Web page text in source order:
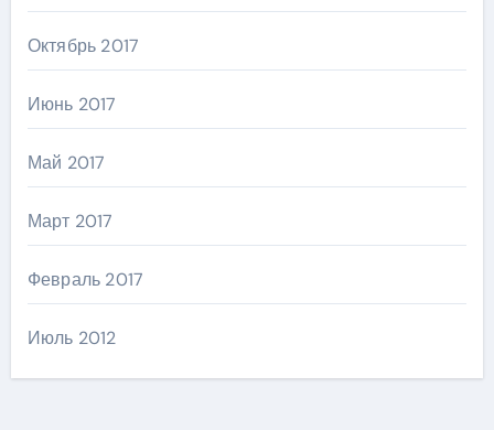
Октябрь 2017
Июнь 2017
Май 2017
Март 2017
Февраль 2017
Июль 2012